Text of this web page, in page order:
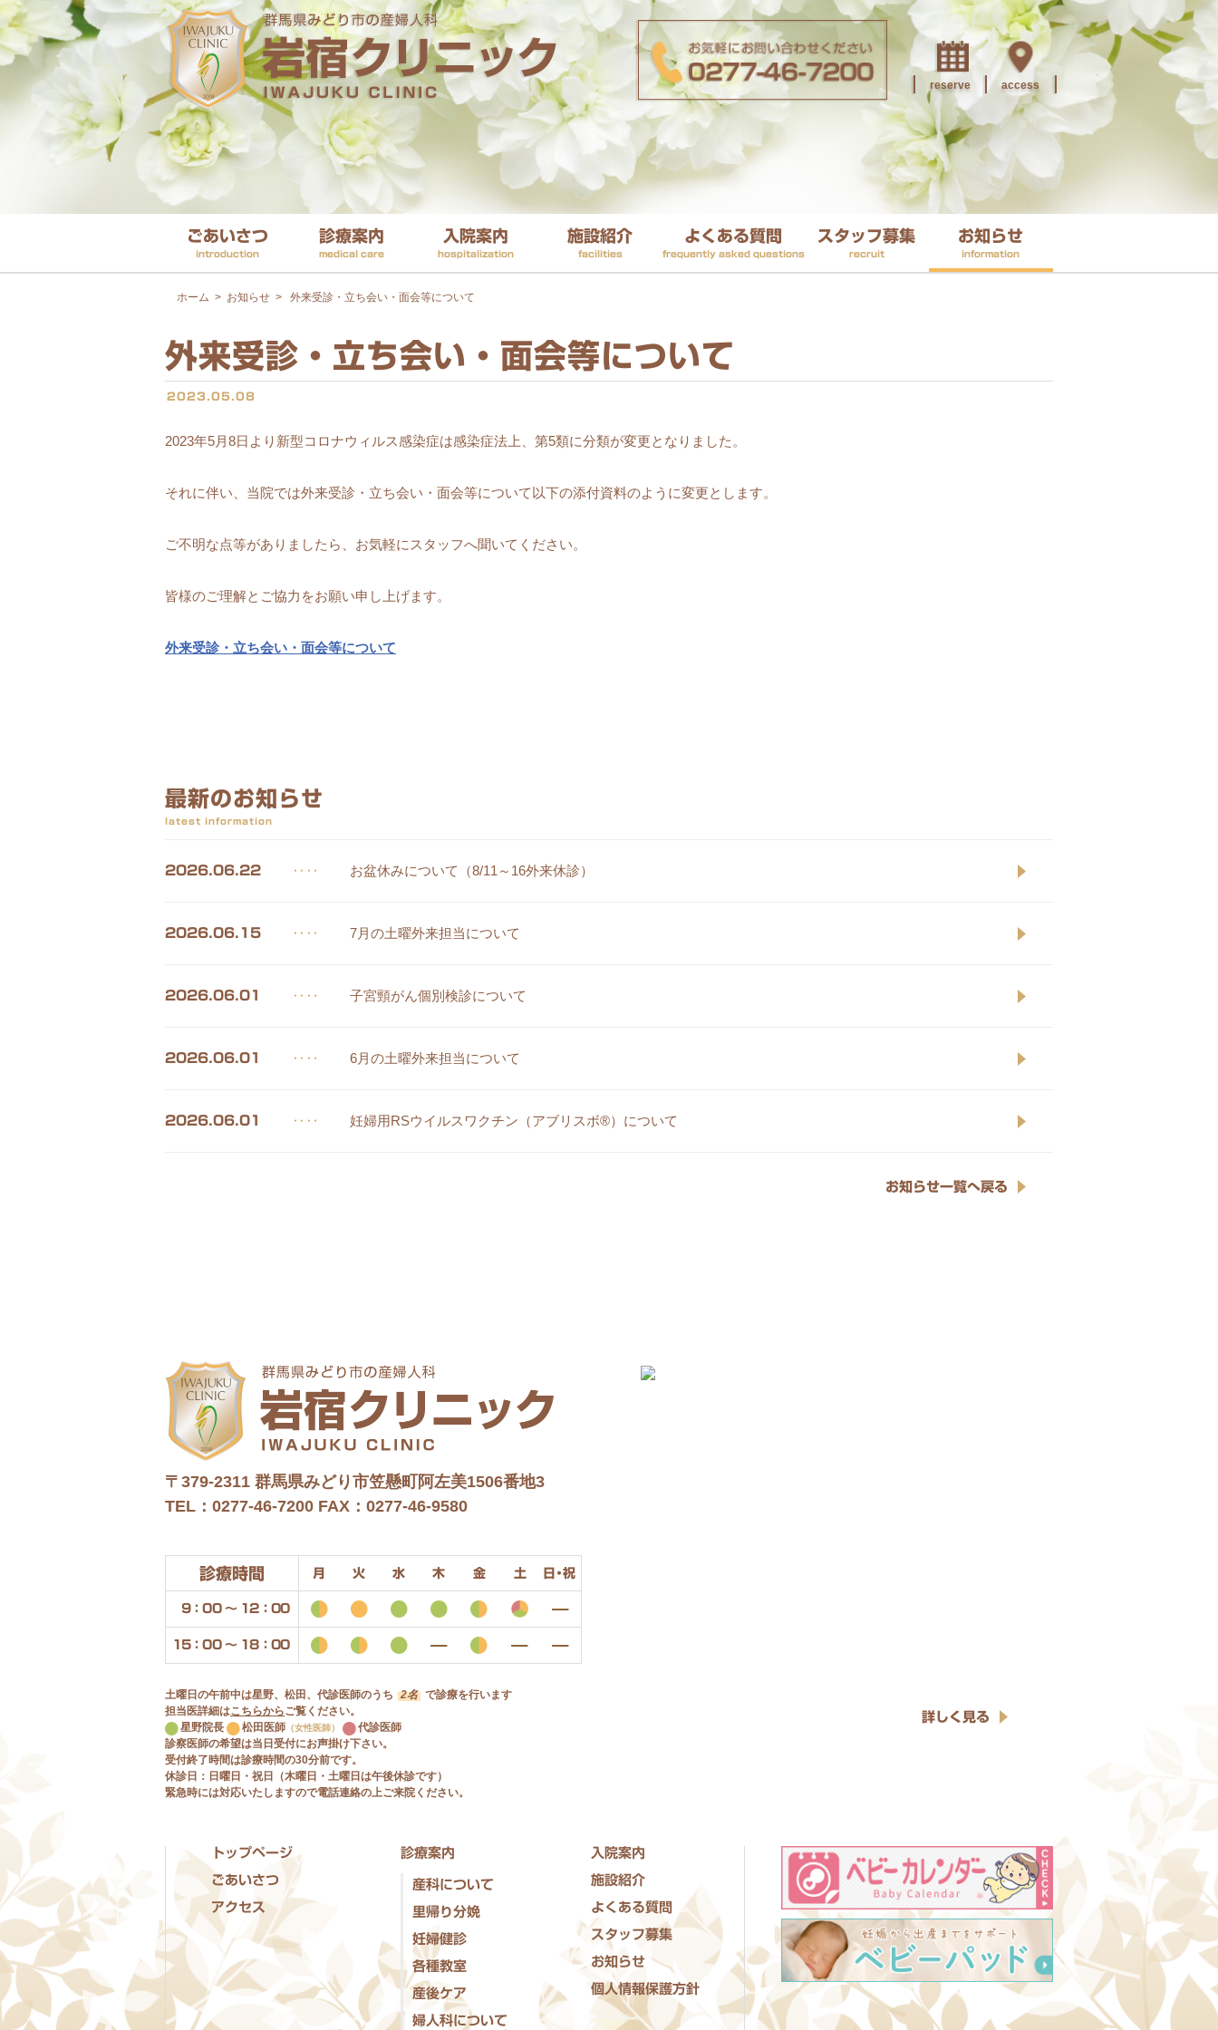
reserve access
ごあいさつ
introduction
診療案内
medical care
入院案内
hospitalization
施設紹介
facilities
よくある質問
frequently asked questions
スタッフ募集
recruit
お知らせ
information
ホーム > お知らせ > 外来受診・立ち会い・面会等について
外来受診・立ち会い・面会等について
2023.05.08
2023年5月8日より新型コロナウィルス感染症は感染症法上、第5類に分類が変更となりました。
それに伴い、当院では外来受診・立ち会い・面会等について以下の添付資料のように変更とします。
ご不明な点等がありましたら、お気軽にスタッフへ聞いてください。
皆様のご理解とご協力をお願い申し上げます。
外来受診・立ち会い・面会等について
最新のお知らせ
latest information
2026.06.22 ‥‥ お盆休みについて（8/11～16外来休診）
2026.06.15 ‥‥ 7月の土曜外来担当について
2026.06.01 ‥‥ 子宮頸がん個別検診について
2026.06.01 ‥‥ 6月の土曜外来担当について
2026.06.01 ‥‥ 妊婦用RSウイルスワクチン（アブリスボ®）について
お知らせ一覧へ戻る
〒379-2311 群馬県みどり市笠懸町阿左美1506番地3
TEL：0277-46-7200 FAX：0277-46-9580
診療時間 月 火 水 木 金 土 日・祝
9：00 〜 12：00
15：00 〜 18：00
土曜日の午前中は星野、松田、代診医師のうち 2名 で診療を行います
担当医詳細はこちらからご覧ください。
星野院長
松田医師 （女性医師）
代診医師
診察医師の希望は当日受付にお声掛け下さい。
受付終了時間は診療時間の30分前です。
休診日：日曜日・祝日（木曜日・土曜日は午後休診です）
緊急時には対応いたしますので電話連絡の上ご来院ください。
詳しく見る
トップページ
ごあいさつ
アクセス
診療案内
産科について
里帰り分娩
妊婦健診
各種教室
産後ケア
婦人科について
入院案内
施設紹介
よくある質問
スタッフ募集
お知らせ
個人情報保護方針